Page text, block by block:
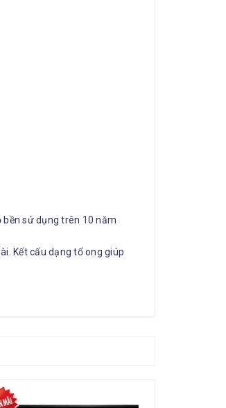
sử dụng trên 10 năm
Kết cấu dạng tổ ong giúp